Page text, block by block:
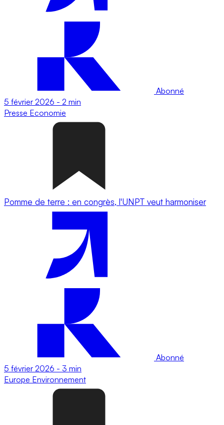
Abonné
5 février 2026 - 2 min
Presse Economie
Pomme de terre : en congrès, l'UNPT veut harmoniser
Abonné
5 février 2026 - 3 min
Europe Environnement